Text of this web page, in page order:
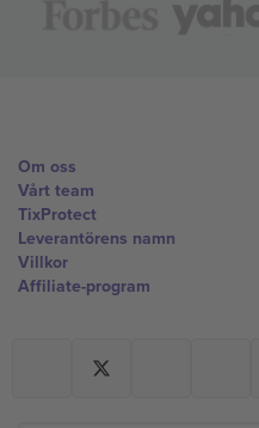
Om oss
Vårt team
TixProtect
Leverantörens namn
Villkor
Affiliate-program